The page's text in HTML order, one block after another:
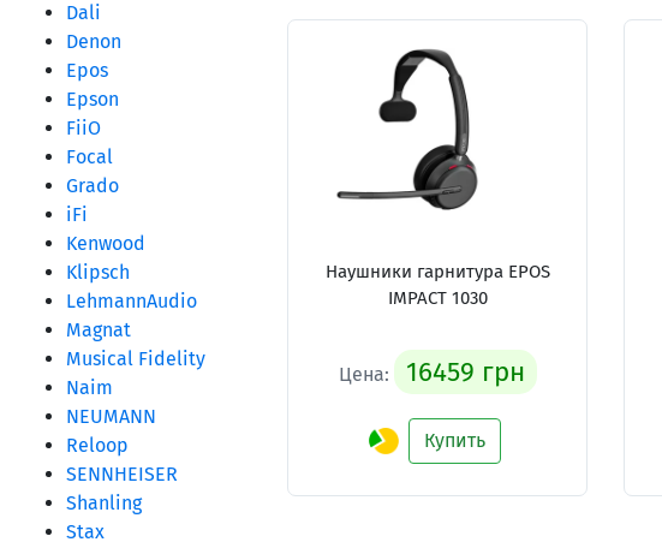
Dali
Denon
Epos
Epson
FiiO
Focal
Grado
iFi
Kenwood
Klipsch
LehmannAudio
Magnat
Musical Fidelity
Naim
NEUMANN
Reloop
SENNHEISER
Shanling
Stax
Наушники гарнитура EPOS
IMPACT 1030
Цена: 16459 грн
Купить